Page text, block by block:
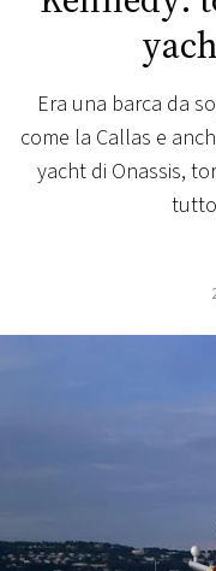
PLAYLIST
NEWS
Era una barca da
come la Callas e
yacht di Onassis,